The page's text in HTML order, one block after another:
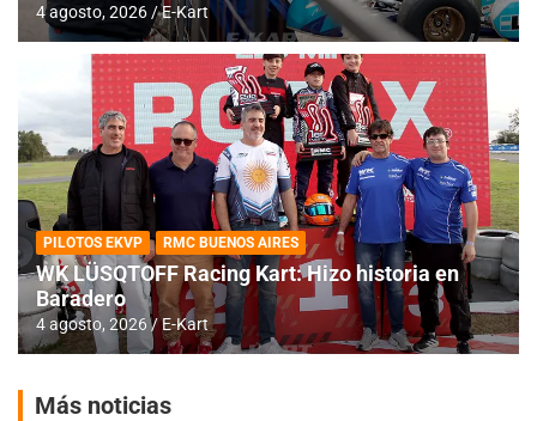
4 agosto, 2026 E-Kart
PILOTOS EKVP RMC BUENOS AIRES
WK LÜSQTOFF Racing Kart: Hizo historia en
Baradero
4 agosto, 2026 E-Kart
Más noticias